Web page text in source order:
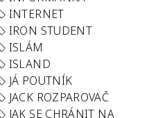
INTERNET
IRON STUDENT
ISLÁM
ISLAND
JÁ POUTNÍK
JACK ROZPAROVAČ
JAK SE CHRÁNIT NA